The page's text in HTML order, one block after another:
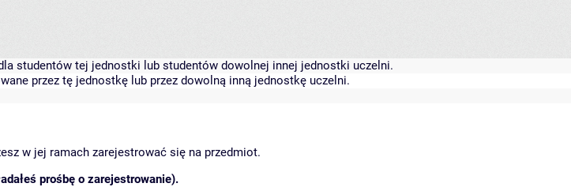
studentów tej jednostki lub studentów dowolnej innej jednostki uczelni.
przez tę jednostkę lub przez dowolną inną jednostkę uczelni.
w jej ramach zarejestrować się na przedmiot.
prośbę o zarejestrowanie).